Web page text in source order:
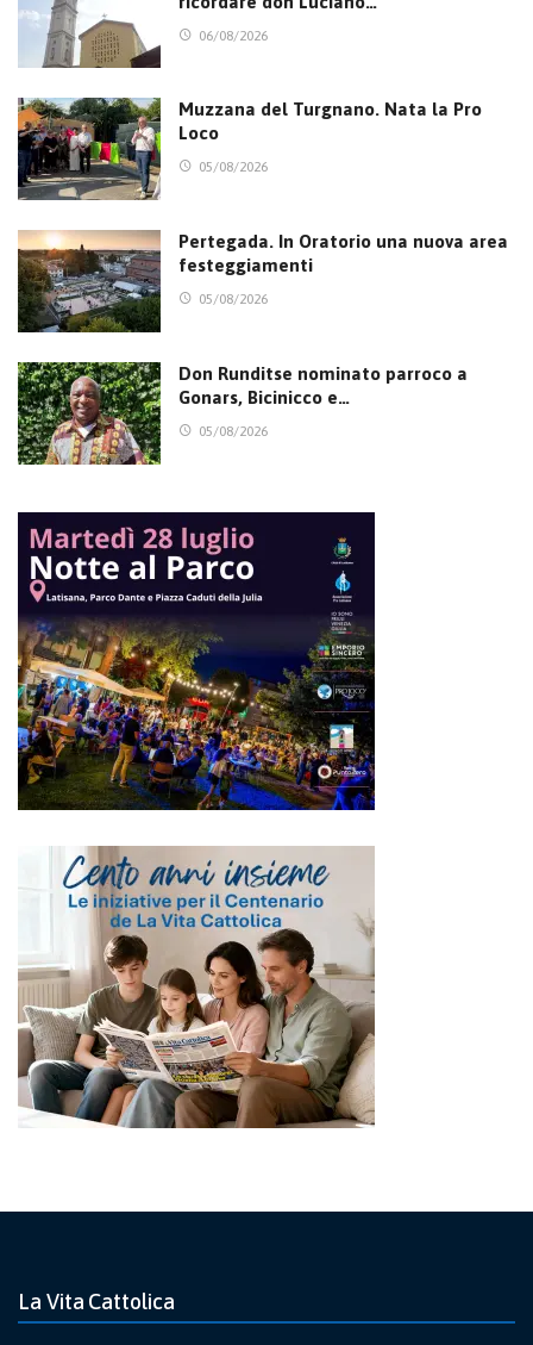
06/08/2026
Muzzana del Turgnano. Nata la Pro
Loco
05/08/2026
Pertegada. In Oratorio una nuova area
festeggiamenti
05/08/2026
Don Runditse nominato parroco a
Gonars, Bicinicco e…
05/08/2026
La Vita Cattolica